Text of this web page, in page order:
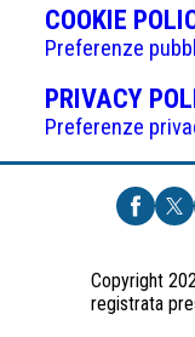
COOKIE
Preferenze
PRIVACY
Preferenze
Copyright
registrata